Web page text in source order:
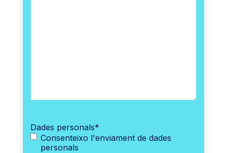
Dades personals*
Consenteixo l'enviament de dades
personals